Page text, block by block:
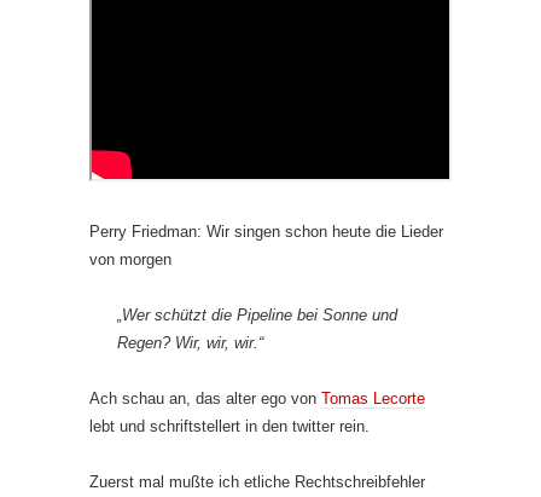
Perry Friedman: Wir singen schon heute die Lieder
von morgen
„Wer schützt die Pipeline bei Sonne und
Regen? Wir, wir, wir.“
Ach schau an, das alter ego von Tomas Lecorte
lebt und schriftstellert in den twitter rein.
Zuerst mal mußte ich etliche Rechtschreibfehler